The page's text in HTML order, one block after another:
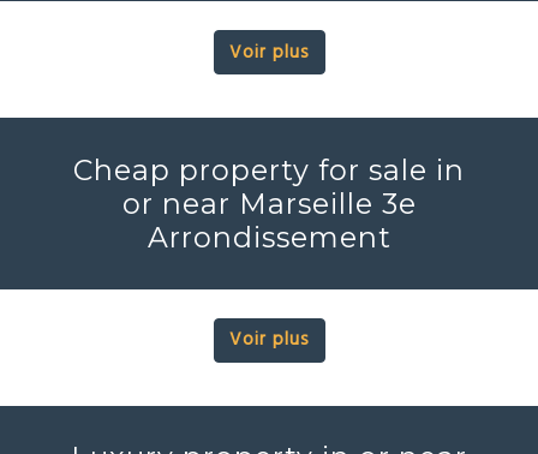
Voir plus
Cheap property for sale in
or near Marseille 3e
Arrondissement
Voir plus